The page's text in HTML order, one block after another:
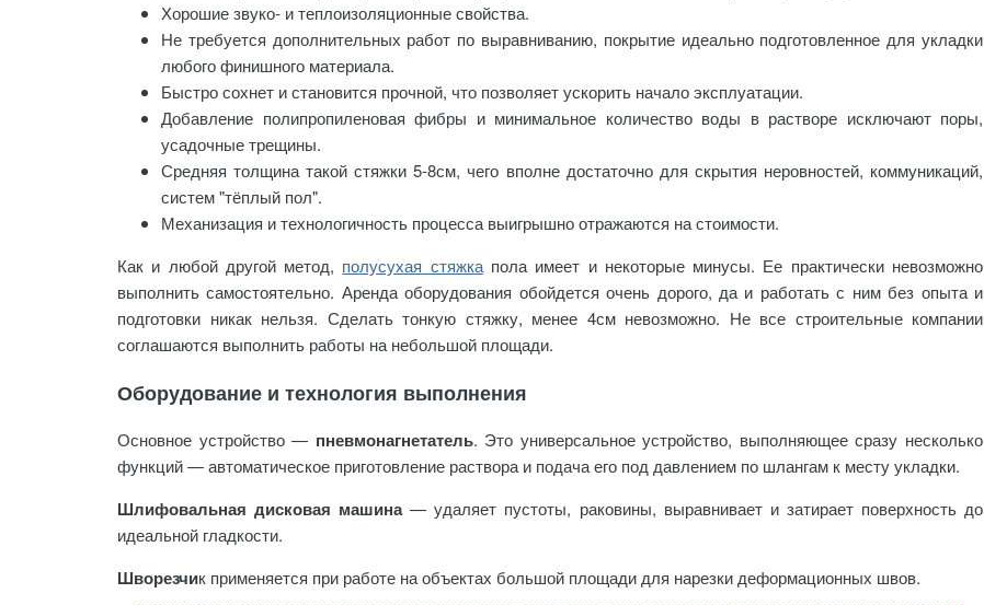
Хорошие звуко- и теплоизоляционные свойства.
Не требуется дополнительных работ по выравниванию, покрытие идеально подготовленное для укладки
любого финишного материала.
Быстро сохнет и становится прочной, что позволяет ускорить начало эксплуатации.
Добавление полипропиленовая фибры и минимальное количество воды в растворе исключают поры,
усадочные трещины.
Средняя толщина такой стяжки 5-8см, чего вполне достаточно для скрытия неровностей, коммуникаций,
систем "тёплый пол".
Механизация и технологичность процесса выигрышно отражаются на стоимости.
Как и любой другой метод, полусухая стяжкапола имеет и некоторые минусы. Ее практически невозможно
выполнить самостоятельно. Аренда оборудования обойдется очень дорого, да и работать с ним без опыта и
подготовки никак нельзя. Сделать тонкую стяжку, менее 4см невозможно. Не все строительные компании
соглашаются выполнить работы на небольшой площади.
Оборудование и технология выполнения
Основное устройство — пневмонагнетатель. Это универсальное устройство, выполняющее сразу несколько
функций — автоматическое приготовление раствора и подача его под давлением по шлангам к месту укладки.
Шлифовальная дисковая машина— удаляет пустоты, раковины, выравнивает и затирает поверхность до
идеальной гладкости.
Шворезчик применяется при работе на объектах большой площади для нарезки деформационных швов.